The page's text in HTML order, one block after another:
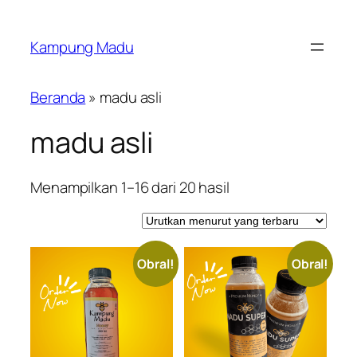
konten
Kampung Madu
Beranda » madu asli
madu asli
Menampilkan 1–16 dari 20 hasil
yang
terbaru
Obral! Obral!